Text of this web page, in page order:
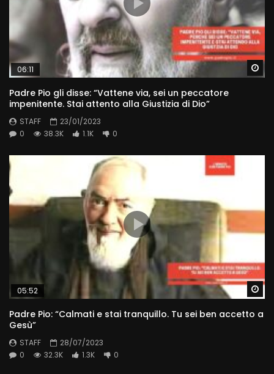
06:11
Padre Pio gli disse: “Vattene via, sei un peccatore
impenitente. Stai attento alla Giustizia di Dio”
STAFF
23/01/2023
0
38.3K 1.1K 0
05:52
Padre Pio: “Calmati e stai tranquillo. Tu sei ben accetto a
Gesù”
STAFF
28/07/2023
0
32.3K 1.3K 0